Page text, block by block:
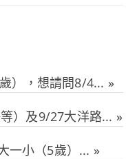
），想請問8/4... »
）及9/27大洋路... »
一小（5歲）... »